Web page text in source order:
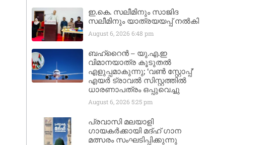
ഇ.കെ. സലീമിനും സാജിദ
സലീമിനും യാത്രയയപ്പ് നൽകി
August 6, 2026 6:48 pm
ബഹ്‌റൈൻ – യു.എ.ഇ
വിമാനയാത്ര കൂടുതൽ
എളുപ്പമാകുന്നു; ‘വൺ സ്റ്റോപ്പ്’
എയർ ട്രാവൽ സിസ്റ്റത്തിൽ
ധാരണാപത്രം ഒപ്പുവെച്ചു
August 6, 2026 5:25 pm
പ്രവാസി മലയാളി
ഗായകർക്കായി മദ്ഹ് ഗാന
മത്സരം സംഘടിപ്പിക്കുന്നു